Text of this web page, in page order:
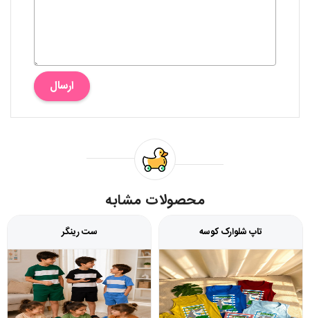
ارسال
محصولات مشابه
تاپ شلوارک کوسه ست رینگر